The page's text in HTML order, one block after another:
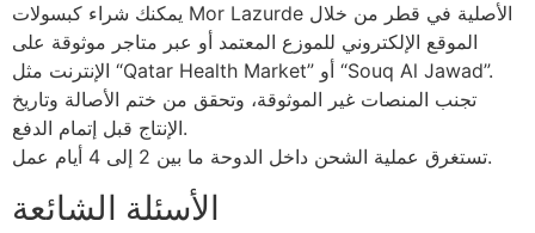
يمكنك شراء كبسولات Mor Lazurde الأصلية في قطر من خلال
الموقع الإلكتروني للموزع المعتمد أو عبر متاجر موثوقة على
الإنترنت مثل “Qatar Health Market” أو “Souq Al Jawad”.
تجنب المنصات غير الموثوقة، وتحقق من ختم الأصالة وتاريخ
الإنتاج قبل إتمام الدفع.
تستغرق عملية الشحن داخل الدوحة ما بين 2 إلى 4 أيام عمل.
الأسئلة الشائعة